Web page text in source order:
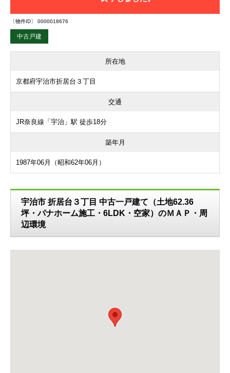
〔物件ID〕 0000018676
中古戸建
所在地
京都府宇治市折居台３丁目
交通
JR奈良線「宇治」駅 徒歩18分
築年月
1987年06月（昭和62年06月）
宇治市 折居台３丁目 中古一戸建て（土地62.36
坪・パナホーム施工・6LDK・空家）のＭＡＰ・周
辺環境